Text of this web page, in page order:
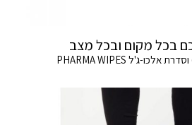
בכל מקום ובכל מצב